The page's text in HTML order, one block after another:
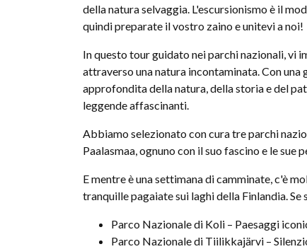
della natura selvaggia. L'escursionismo è il
quindi preparate il vostro zaino e unitevi a noi!
In questo tour guidato nei parchi nazionali,
attraverso una natura incontaminata. Con
approfondita della natura, della storia e del
leggende affascinanti.
Abbiamo selezionato con cura tre parchi
Paalasmaa, ognuno con il suo fascino e le sue
E mentre è una settimana di camminate, c'è
tranquille pagaiate sui laghi della Finlandia.
Parco Nazionale di Koli – Paesaggi
Parco Nazionale di Tiilikkajärvi –